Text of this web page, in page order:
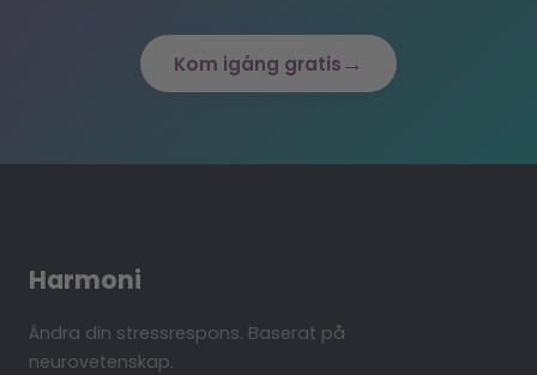
Kom igång gratis →
Harmoni
Ändra din stressrespons. Baserat på
neurovetenskap.